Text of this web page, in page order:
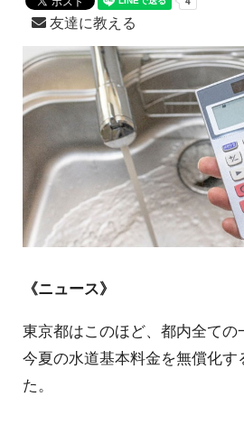
友達に教える
《ニュース》
東京都はこのほど、都内全ての
今夏の水道基本料金を無償化す
た。